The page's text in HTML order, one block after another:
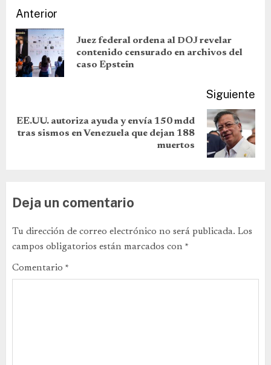
Anterior
Juez federal ordena al DOJ revelar
contenido censurado en archivos del
caso Epstein
Siguiente
EE.UU. autoriza ayuda y envía 150 mdd
tras sismos en Venezuela que dejan 188
muertos
Deja un comentario
Tu dirección de correo electrónico no será publicada. Los
campos obligatorios están marcados con *
Comentario *